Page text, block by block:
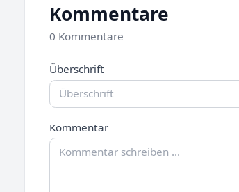
Kommentare
0 Kommentare
Überschrift
Kommentar